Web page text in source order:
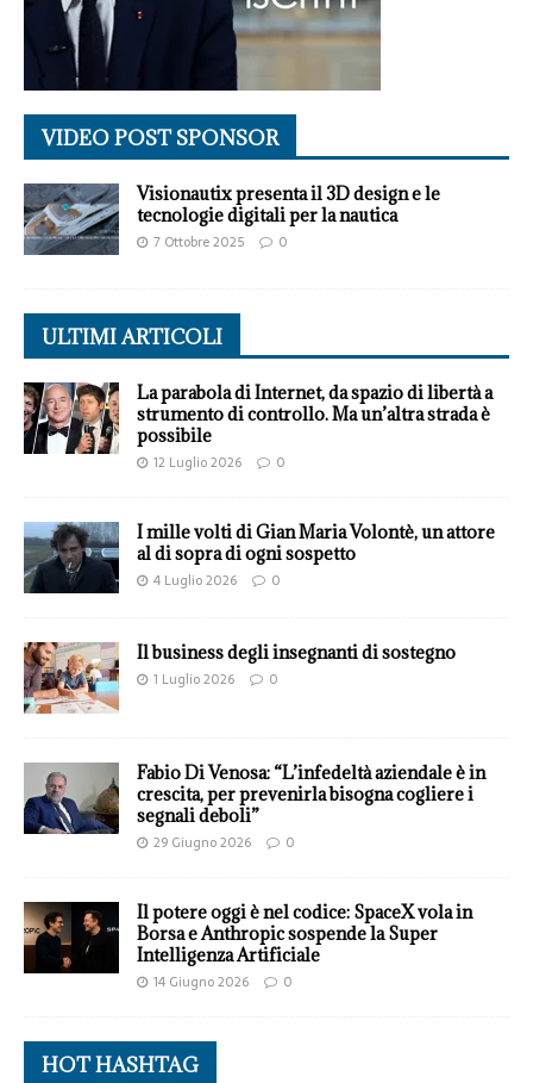
VIDEO POST SPONSOR
Visionautix presenta il 3D design e le
tecnologie digitali per la nautica
7 Ottobre 2025 0
ULTIMI ARTICOLI
La parabola di Internet, da spazio di libertà a
strumento di controllo. Ma un’altra strada è
possibile
12 Luglio 2026 0
I mille volti di Gian Maria Volontè, un attore
al di sopra di ogni sospetto
4 Luglio 2026 0
Il business degli insegnanti di sostegno
1 Luglio 2026 0
Fabio Di Venosa: “L’infedeltà aziendale è in
crescita, per prevenirla bisogna cogliere i
segnali deboli”
29 Giugno 2026 0
Il potere oggi è nel codice: SpaceX vola in
Borsa e Anthropic sospende la Super
Intelligenza Artificiale
14 Giugno 2026 0
HOT HASHTAG